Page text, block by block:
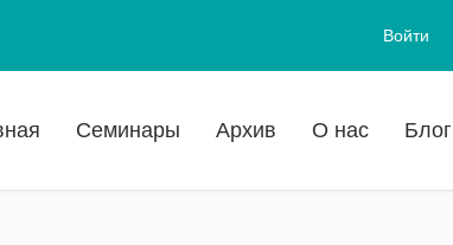
Войти
Семинары Архив О нас Блог